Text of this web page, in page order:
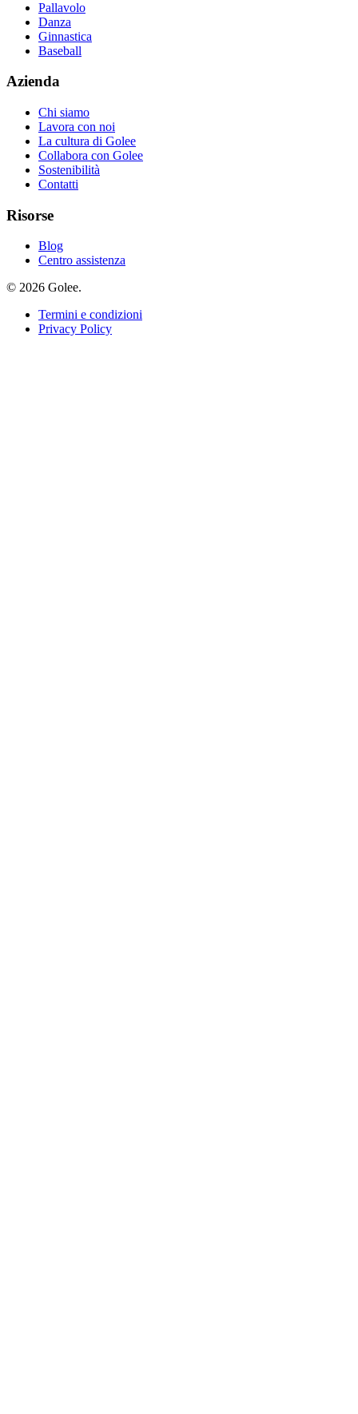
Pallavolo
Danza
Ginnastica
Baseball
Azienda
Chi siamo
Lavora con noi
La cultura di Golee
Collabora con Golee
Sostenibilità
Contatti
Risorse
Blog
Centro assistenza
© 2026 Golee.
Termini e condizioni
Privacy Policy